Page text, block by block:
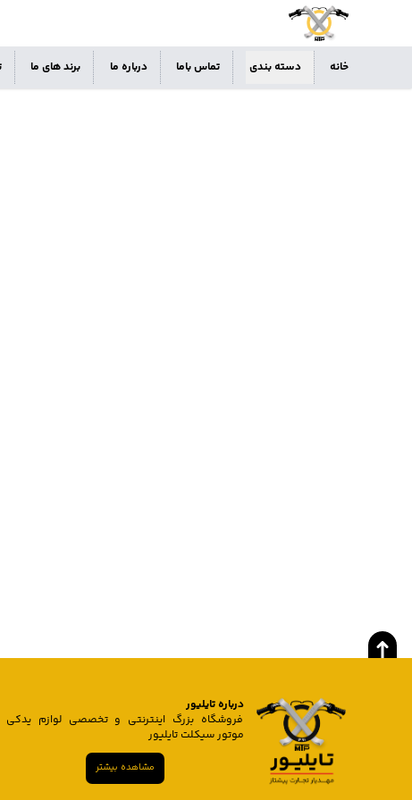
خانه دسته بندی تماس باما درباره ما برند های ما
درباره تایلیور
فروشگاه بزرگ اینترنتی و تخصصی لوازم یدکی
موتور سیکلت تایلیور
مشاهده بیشتر